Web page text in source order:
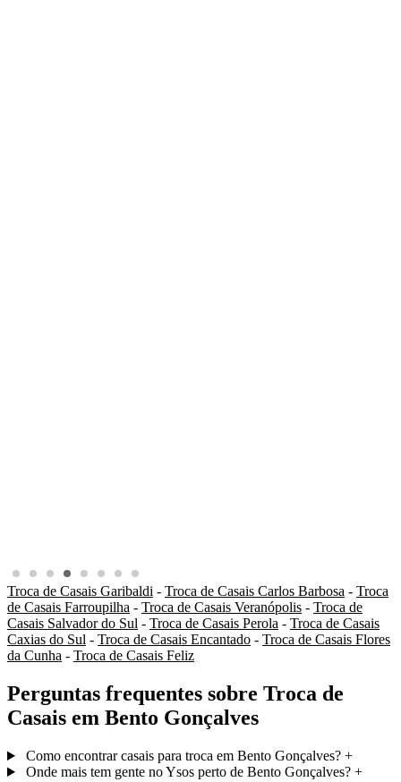
Troca de Casais Garibaldi - Troca de Casais Carlos Barbosa - Troca
de Casais Farroupilha - Troca de Casais Veranópolis - Troca de
Casais Salvador do Sul - Troca de Casais Perola - Troca de Casais
Caxias do Sul - Troca de Casais Encantado - Troca de Casais Flores
da Cunha - Troca de Casais Feliz
Perguntas frequentes sobre Troca de
Casais em Bento Gonçalves
Como encontrar casais para troca em Bento Gonçalves? +
Onde mais tem gente no Ysos perto de Bento Gonçalves? +